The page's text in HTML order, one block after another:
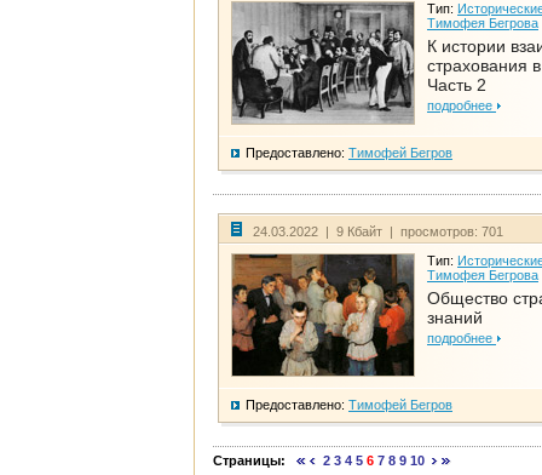
Тип:
Тимофея Бегрова
К истории
страхования
Часть 2
подробнее
Предоставлено: Тимофей Бегров
24.03.2022 | 9 Кбайт | просмотров: 701
Тип:
Тимофея Бегрова
Общество
знаний
подробнее
Предоставлено: Тимофей Бегров
Страницы: 2 3 4 5 6 7 8 9 10